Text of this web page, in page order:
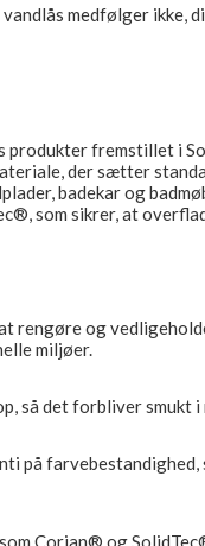
medfølger ikke,
produkter fremstillet i
der sætter
badekar og
som sikrer, at
rengøre og
miljøer.
så det forbliver smukt i
på
Corian® og